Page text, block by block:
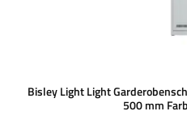
Bisley Light Light
500 mm